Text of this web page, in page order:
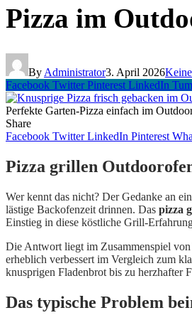
Pizza im
By Administrator3. April 2026
Facebook Twitter Pinterest LinkedIn
Perfekte Garten-Pizza einfach im
Share
Facebook Twitter LinkedIn Pinterest
Pizza grillen
Wer kennt das nicht? Der Gedanke an
lästige Backofenzeit drinnen. Das pizza
Einstieg in diese köstliche Grill-
Die Antwort liegt im Zusammenspiel
erheblich verbessert im Vergleich zum
knusprigen Fladenbrot bis zu herzhafter
Das typische Problem